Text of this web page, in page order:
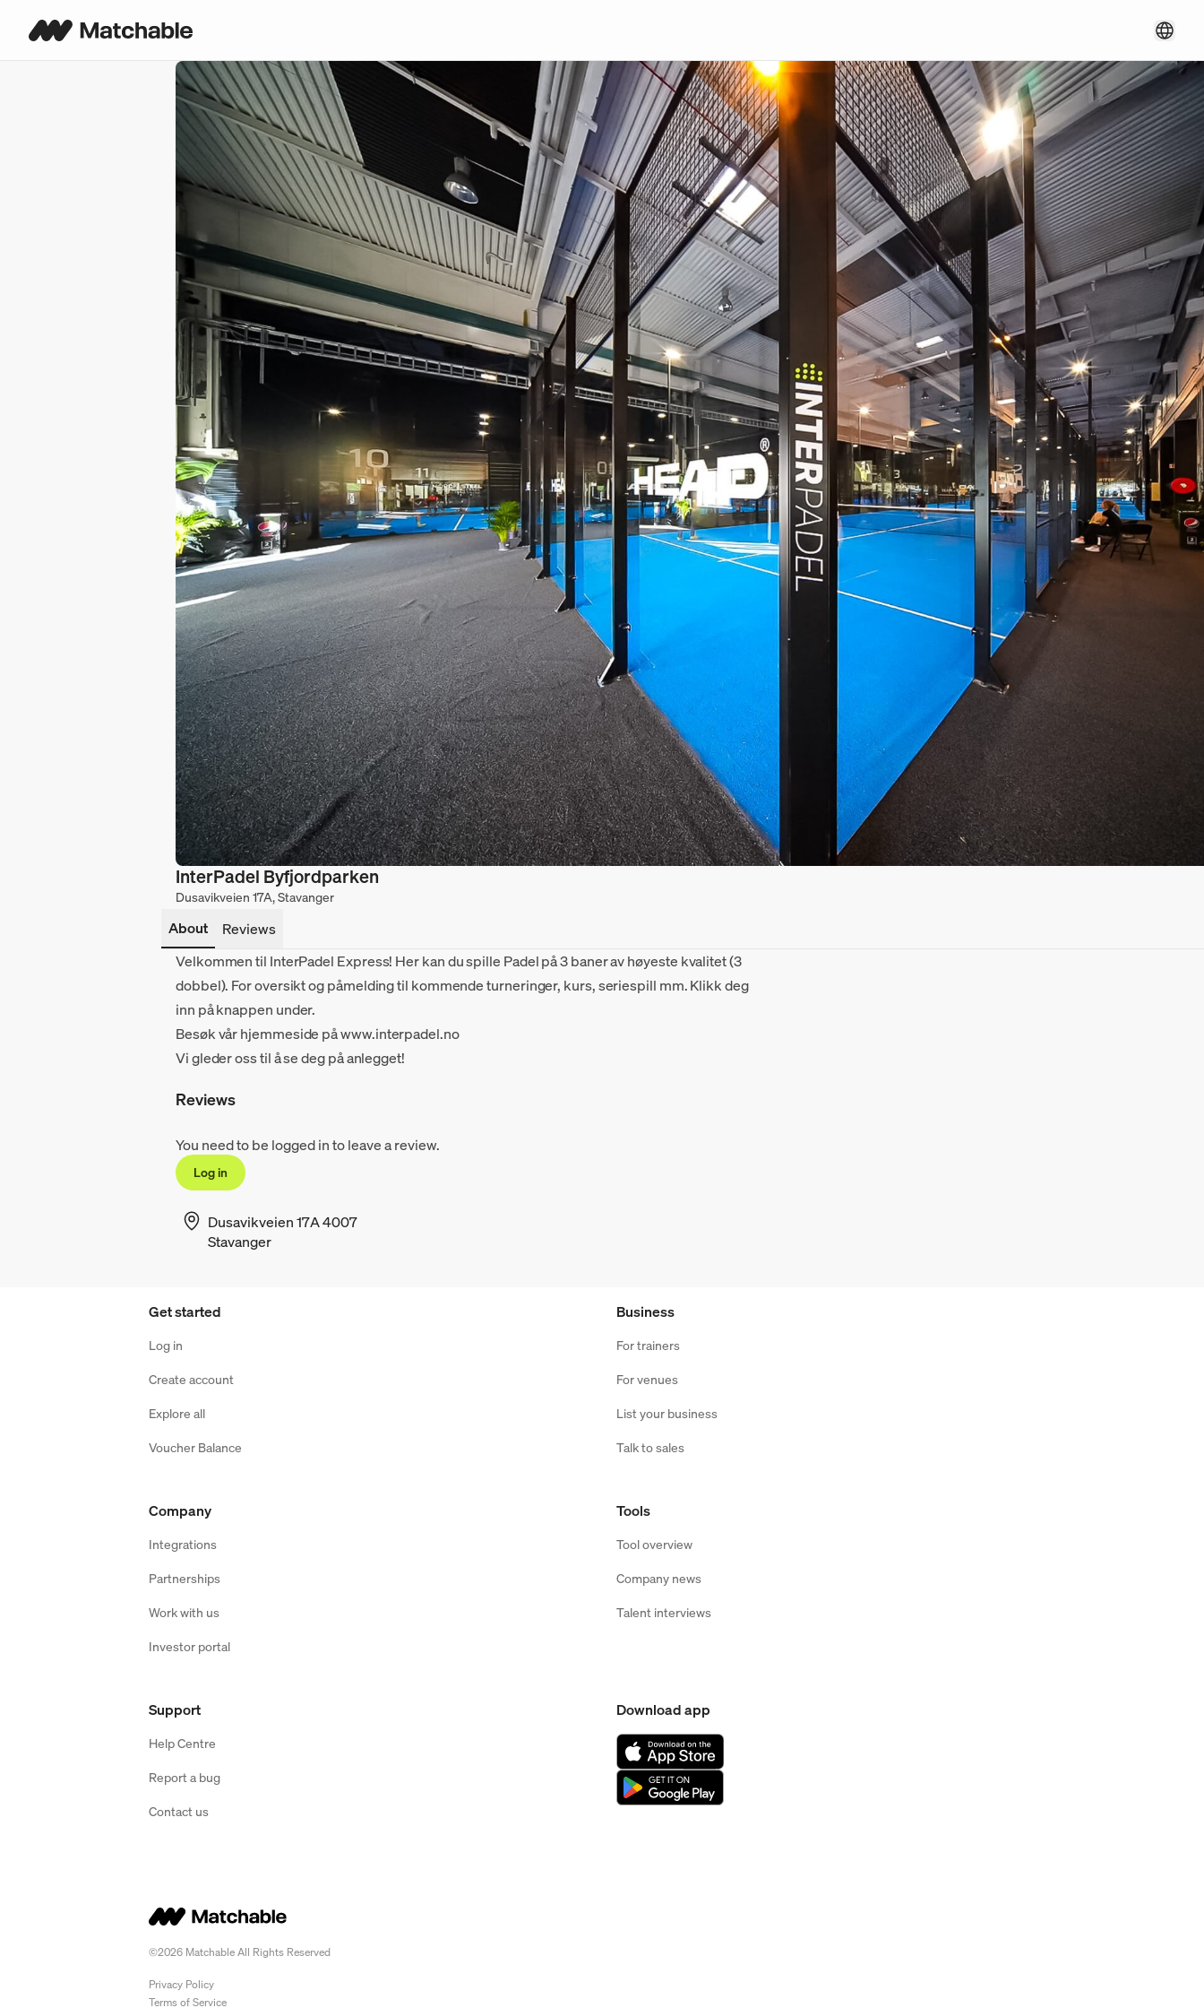
InterPadel Byfjordparken
Dusavikveien 17A, Stavanger
About
Reviews
Velkommen til InterPadel Express! Her kan du spille Padel på 3 baner av høyeste kvalitet (3
dobbel). For oversikt og påmelding til kommende turneringer, kurs, seriespill mm. Klikk deg
inn på knappen under.
Besøk vår hjemmeside på www.interpadel.no
Vi gleder oss til å se deg på anlegget!
Reviews
You need to be logged in to leave a review.
Log in
Dusavikveien 17A 4007
Stavanger
Get started
Log in
Create account
Explore all
Voucher Balance
Business
For trainers
For venues
List your business
Talk to sales
Company
Integrations
Partnerships
Work with us
Investor portal
Tools
Tool overview
Company news
Talent interviews
Support
Help Centre
Report a bug
Contact us
Download app
©2026 Matchable All Rights Reserved
Privacy Policy
Terms of Service